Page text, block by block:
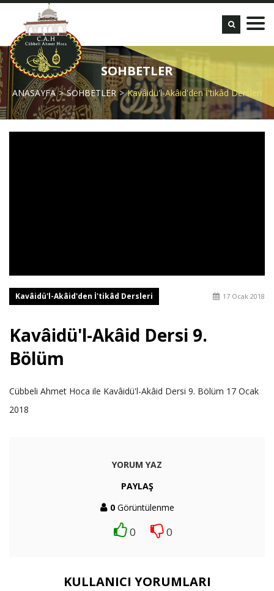
SOHBETLER
ANASAYFA SOHBETLER Kavâidü'l-Akâid'den İ'tikâd Dersleri
Kavâidü'l-Akâid'den İ'tikâd Dersleri 17 Ocak 2018
Kavâidü'l-Akâid Dersi 9.
Bölüm
Cübbeli Ahmet Hoca ile Kavâidü'l-Akâid Dersi 9. Bölüm 17 Ocak
2018
YORUM YAZ
PAYLAŞ
0Görüntülenme
0 0
KULLANICI YORUMLARI